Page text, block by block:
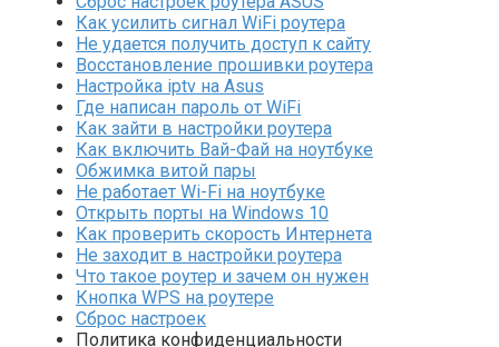
Как усилить сигнал WiFi роутера
Не удается получить доступ к сайту
Восстановление прошивки роутера
Настройка iptv на Asus
Где написан пароль от WiFi
Как зайти в настройки роутера
Как включить Вай-Фай на ноутбуке
Обжимка витой пары
Не работает Wi-Fi на ноутбуке
Открыть порты на Windows 10
Как проверить скорость Интернета
Не заходит в настройки роутера
Что такое роутер и зачем он нужен
Кнопка WPS на роутере
Сброс настроек
Политика конфиденциальности